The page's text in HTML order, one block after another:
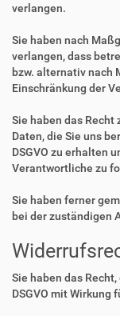
verlangen.
Sie haben nach
verlangen, dass
bzw. alternativ nach
Einschränkung der
Sie haben das Recht
Daten, die Sie uns
DSGVO zu erhalten
Verantwortliche zu
Sie haben ferner
bei der zuständigen
Sie haben das
DSGVO mit Wirkung